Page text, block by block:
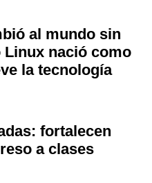
al mundo sin
nació como
la tecnología
fortalecen
a clases